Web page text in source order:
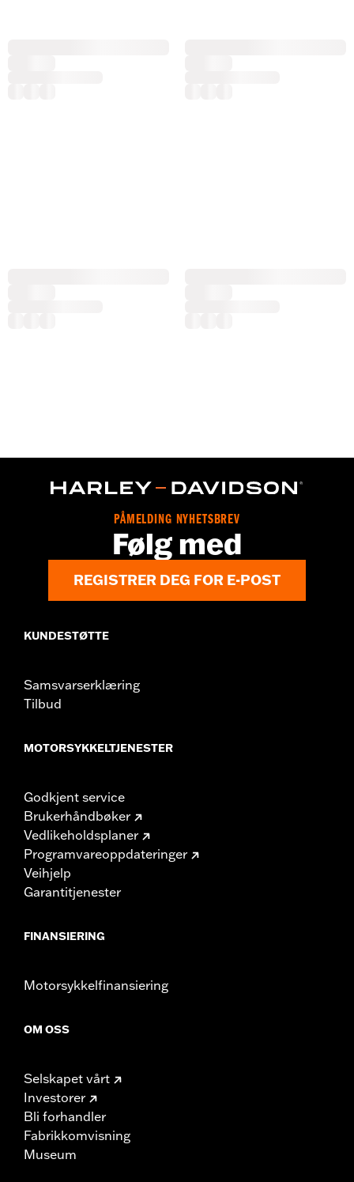
PÅMELDING NYHETSBREV
Følg med
REGISTRER DEG FOR E-POST
KUNDESTØTTE
Samsvarserklæring
Tilbud
MOTORSYKKELTJENESTER
Godkjent service
Brukerhåndbøker
Vedlikeholdsplaner
Programvareoppdateringer
Veihjelp
Garantitjenester
FINANSIERING
Motorsykkelfinansiering
OM OSS
Selskapet vårt
Investorer
Bli forhandler
Fabrikkomvisning
Museum